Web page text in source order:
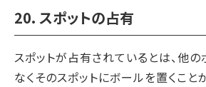
20. スポットの占有
スポットが占有されているとは、他
なくそのスポットにボールを置くこ